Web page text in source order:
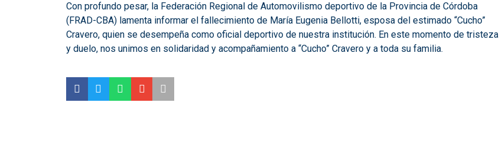
Con profundo pesar, la Federación Regional de Automovilismo deportivo de la Provincia de Córdoba
(FRAD-CBA) lamenta informar el fallecimiento de María Eugenia Bellotti, esposa del estimado “Cucho”
Cravero, quien se desempeña como oficial deportivo de nuestra institución. En este momento de tristeza
y duelo, nos unimos en solidaridad y acompañamiento a “Cucho” Cravero y a toda su familia.